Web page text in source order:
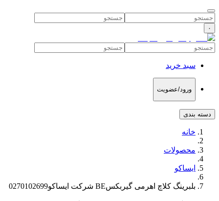
۰
سبد خرید
ورود/عضویت
دسته بندی
خانه
محصولات
ایساکو
بلبرینگ کلاچ اهرمی گیربکسBE شرکت ایساکو0270102699